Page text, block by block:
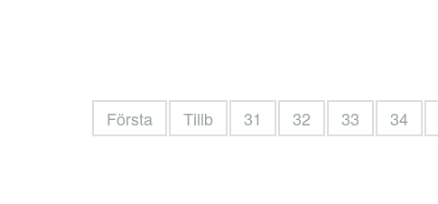
Första Tillb 31 32 33 34